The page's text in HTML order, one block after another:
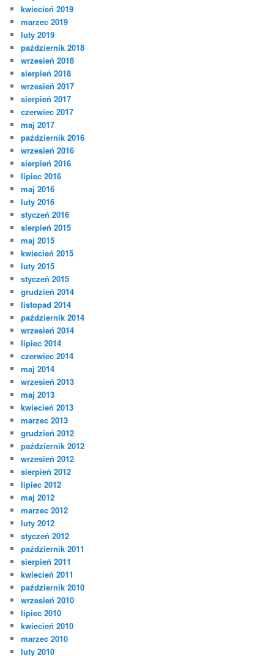
kwiecień 2019
marzec 2019
luty 2019
październik 2018
wrzesień 2018
sierpień 2018
wrzesień 2017
sierpień 2017
czerwiec 2017
maj 2017
październik 2016
wrzesień 2016
sierpień 2016
lipiec 2016
maj 2016
luty 2016
styczeń 2016
sierpień 2015
maj 2015
kwiecień 2015
luty 2015
styczeń 2015
grudzień 2014
listopad 2014
październik 2014
wrzesień 2014
lipiec 2014
czerwiec 2014
maj 2014
wrzesień 2013
maj 2013
kwiecień 2013
marzec 2013
grudzień 2012
październik 2012
wrzesień 2012
sierpień 2012
lipiec 2012
maj 2012
marzec 2012
luty 2012
styczeń 2012
październik 2011
sierpień 2011
kwiecień 2011
październik 2010
wrzesień 2010
lipiec 2010
kwiecień 2010
marzec 2010
luty 2010